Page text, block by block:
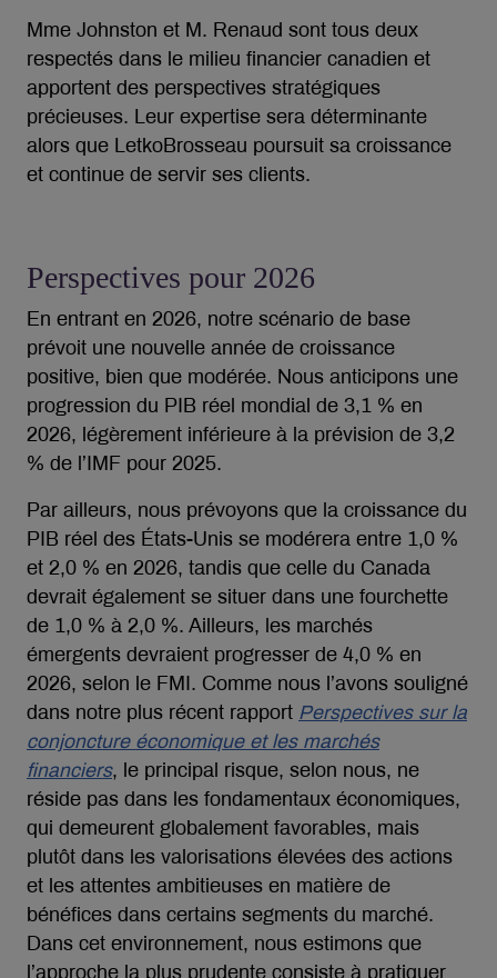
Mme Johnston et M. Renaud sont tous deux
respectés dans le milieu financier canadien et
apportent des perspectives stratégiques
précieuses. Leur expertise sera déterminante
alors que LetkoBrosseau poursuit sa croissance
et continue de servir ses clients.
Perspectives pour 2026
En entrant en 2026, notre scénario de base
prévoit une nouvelle année de croissance
positive, bien que modérée. Nous anticipons une
progression du PIB réel mondial de 3,1 % en
2026, légèrement inférieure à la prévision de 3,2
% de l’IMF pour 2025.
Par ailleurs, nous prévoyons que la croissance du
PIB réel des États-Unis se modérera entre 1,0 %
et 2,0 % en 2026, tandis que celle du Canada
devrait également se situer dans une fourchette
de 1,0 % à 2,0 %. Ailleurs, les marchés
émergents devraient progresser de 4,0 % en
2026, selon le FMI. Comme nous l’avons souligné
dans notre plus récent rapport Perspectives sur la
conjoncture économique et les marchés
financiers, le principal risque, selon nous, ne
réside pas dans les fondamentaux économiques,
qui demeurent globalement favorables, mais
plutôt dans les valorisations élevées des actions
et les attentes ambitieuses en matière de
bénéfices dans certains segments du marché.
Dans cet environnement, nous estimons que
l’approche la plus prudente consiste à pratiquer